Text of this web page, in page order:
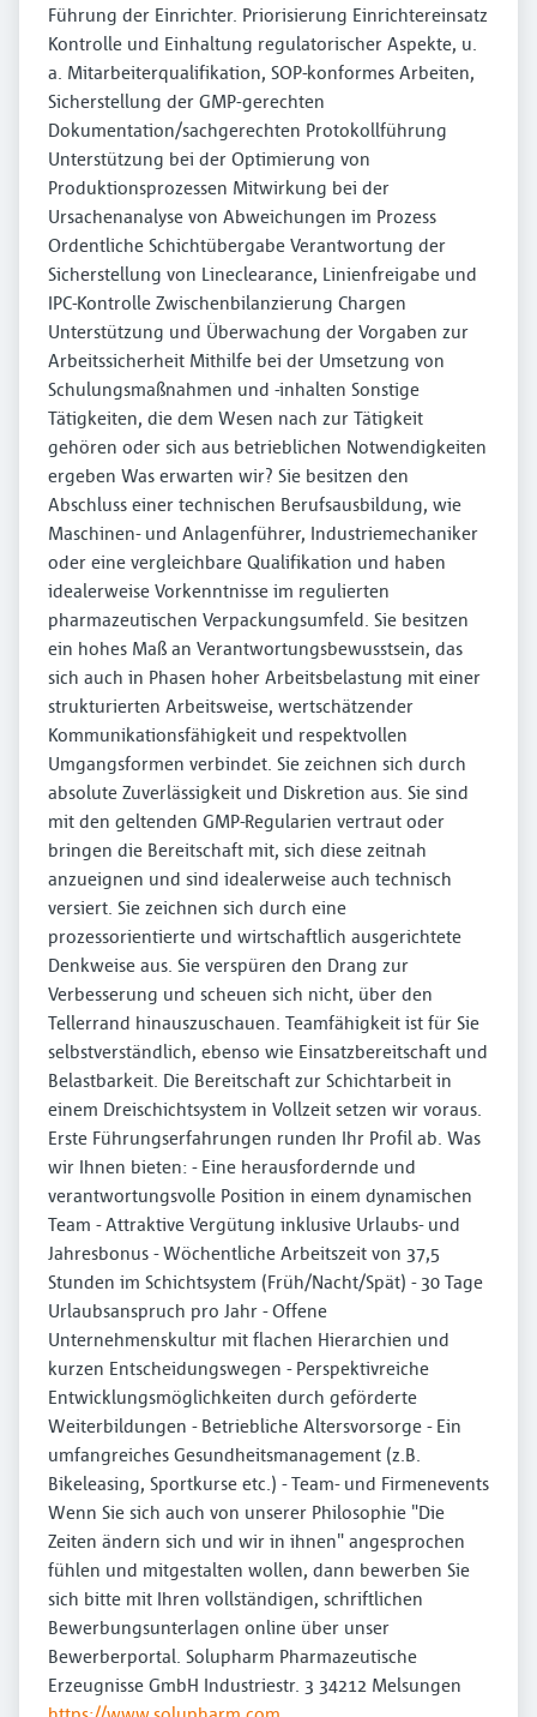
Führung der Einrichter. Priorisierung Einrichtereinsatz
Kontrolle und Einhaltung regulatorischer Aspekte, u.
a. Mitarbeiterqualifikation, SOP-konformes Arbeiten,
Sicherstellung der GMP-gerechten
Dokumentation/sachgerechten Protokollführung
Unterstützung bei der Optimierung von
Produktionsprozessen Mitwirkung bei der
Ursachenanalyse von Abweichungen im Prozess
Ordentliche Schichtübergabe Verantwortung der
Sicherstellung von Lineclearance, Linienfreigabe und
IPC-Kontrolle Zwischenbilanzierung Chargen
Unterstützung und Überwachung der Vorgaben zur
Arbeitssicherheit Mithilfe bei der Umsetzung von
Schulungsmaßnahmen und -inhalten Sonstige
Tätigkeiten, die dem Wesen nach zur Tätigkeit
gehören oder sich aus betrieblichen Notwendigkeiten
ergeben Was erwarten wir? Sie besitzen den
Abschluss einer technischen Berufsausbildung, wie
Maschinen- und Anlagenführer, Industriemechaniker
oder eine vergleichbare Qualifikation und haben
idealerweise Vorkenntnisse im regulierten
pharmazeutischen Verpackungsumfeld. Sie besitzen
ein hohes Maß an Verantwortungsbewusstsein, das
sich auch in Phasen hoher Arbeitsbelastung mit einer
strukturierten Arbeitsweise, wertschätzender
Kommunikationsfähigkeit und respektvollen
Umgangsformen verbindet. Sie zeichnen sich durch
absolute Zuverlässigkeit und Diskretion aus. Sie sind
mit den geltenden GMP-Regularien vertraut oder
bringen die Bereitschaft mit, sich diese zeitnah
anzueignen und sind idealerweise auch technisch
versiert. Sie zeichnen sich durch eine
prozessorientierte und wirtschaftlich ausgerichtete
Denkweise aus. Sie verspüren den Drang zur
Verbesserung und scheuen sich nicht, über den
Tellerrand hinauszuschauen. Teamfähigkeit ist für Sie
selbstverständlich, ebenso wie Einsatzbereitschaft und
Belastbarkeit. Die Bereitschaft zur Schichtarbeit in
einem Dreischichtsystem in Vollzeit setzen wir voraus.
Erste Führungserfahrungen runden Ihr Profil ab. Was
wir Ihnen bieten: - Eine herausfordernde und
verantwortungsvolle Position in einem dynamischen
Team - Attraktive Vergütung inklusive Urlaubs- und
Jahresbonus - Wöchentliche Arbeitszeit von 37,5
Stunden im Schichtsystem (Früh/Nacht/Spät) - 30 Tage
Urlaubsanspruch pro Jahr - Offene
Unternehmenskultur mit flachen Hierarchien und
kurzen Entscheidungswegen - Perspektivreiche
Entwicklungsmöglichkeiten durch geförderte
Weiterbildungen - Betriebliche Altersvorsorge - Ein
umfangreiches Gesundheitsmanagement (z.B.
Bikeleasing, Sportkurse etc.) - Team- und Firmenevents
Wenn Sie sich auch von unserer Philosophie "Die
Zeiten ändern sich und wir in ihnen" angesprochen
fühlen und mitgestalten wollen, dann bewerben Sie
sich bitte mit Ihren vollständigen, schriftlichen
Bewerbungsunterlagen online über unser
Bewerberportal. Solupharm Pharmazeutische
Erzeugnisse GmbH Industriestr. 3 34212 Melsungen